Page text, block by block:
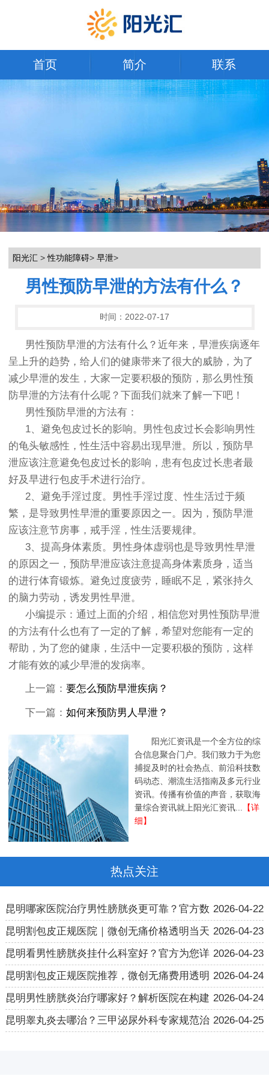
首页 简介 联系
阳光汇 >性功能障碍> 早泄>
男性预防早泄的方法有什么？
时间：2022-07-17
男性预防早泄的方法有什么？近年来，早泄疾病逐年
呈上升的趋势，给人们的健康带来了很大的威胁，为了
减少早泄的发生，大家一定要积极的预防，那么男性预
防早泄的方法有什么呢？下面我们就来了解一下吧！
男性预防早泄的方法有：
1、避免包皮过长的影响。男性包皮过长会影响男性
的龟头敏感性，性生活中容易出现早泄。所以，预防早
泄应该注意避免包皮过长的影响，患有包皮过长患者最
好及早进行包皮手术进行治疗。
2、避免手淫过度。男性手淫过度、性生活过于频
繁，是导致男性早泄的重要原因之一。因为，预防早泄
应该注意节房事，戒手淫，性生活要规律。
3、提高身体素质。男性身体虚弱也是导致男性早泄
的原因之一，预防早泄应该注意提高身体素质身，适当
的进行体育锻炼。避免过度疲劳，睡眠不足，紧张持久
的脑力劳动，诱发男性早泄。
小编提示：通过上面的介绍，相信您对男性预防早泄
的方法有什么也有了一定的了解，希望对您能有一定的
帮助，为了您的健康，生活中一定要积极的预防，这样
才能有效的减少早泄的发病率。
上一篇： 要怎么预防早泄疾病？
下一篇： 如何来预防男人早泄？
阳光汇资讯是一个全方位的综
合信息聚合门户。我们致力于为您
捕捉及时的社会热点、前沿科技数
码动态、潮流生活指南及多元行业
资讯。传播有价值的声音，获取海
量综合资讯就上阳光汇资讯...
【详
细】
热点关注
昆明哪家医院治疗男性膀胱炎更可靠？官方数 2026-04-22
昆明割包皮正规医院｜微创无痛价格透明当天 2026-04-23
昆明看男性膀胱炎挂什么科室好？官方为您详 2026-04-23
昆明割包皮正规医院推荐，微创无痛费用透明 2026-04-24
昆明男性膀胱炎治疗哪家好？解析医院在构建 2026-04-24
昆明睾丸炎去哪治？三甲泌尿外科专家规范治 2026-04-25